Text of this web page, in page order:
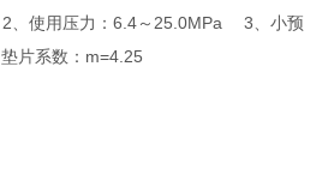
使用压力：6.4～25.0MPa 3、小预
片系数：m=4.25